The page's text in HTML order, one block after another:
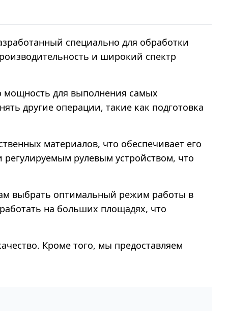
специально для обработки
и широкий спектр
мощность для выполнения самых
другие операции, такие как подготовка
материалов, что обеспечивает его
рулевым устройством, что
выбрать оптимальный режим работы в
на больших площадях, что
Кроме того, мы предоставляем